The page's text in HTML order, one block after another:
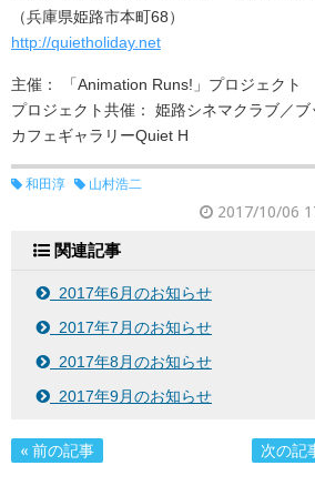
（兵庫県姫路市本町68）
http://quietholiday.net
主催： 「Animation Runs!」プロジェクト
プロジェクト共催： 姫路シネマクラブ／ブ
カフェギャラリーQuiet H
和田淳 山村浩二
2017/10/06
関連記事
2017年6月のお知らせ
2017年7月のお知らせ
2017年8月のお知らせ
2017年9月のお知らせ
« 前の記事 次の記